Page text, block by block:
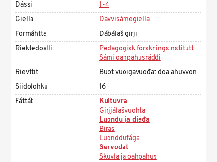
Dássi
1-4
Giella
Davvisámegiella
Formáhtta
Dábálaš girji
Riektedoalli
Pedagogisk forskningsinstitutt
Sámi oahpahusráđđi
Rievttit
Buot vuoigavuođat doalahuvvon
Siidolohku
16
Fáttát
Kultuvra
Girjjálašvuohta
Luondu ja dieđa
Biras
Luonddufága
Servodat
Skuvla ja oahpahus